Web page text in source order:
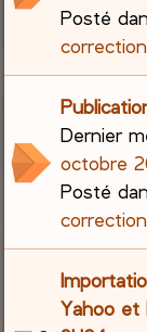
Posté
Dernier
octobre
Posté
Yahoo et